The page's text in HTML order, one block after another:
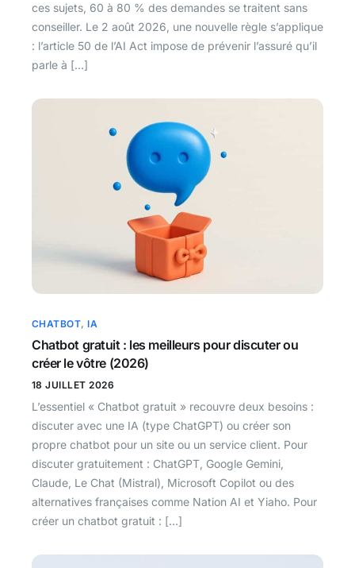
ces sujets, 60 à 80 % des demandes se traitent sans
conseiller. Le 2 août 2026, une nouvelle règle s’applique
: l’article 50 de l’AI Act impose de prévenir l’assuré qu’il
parle à […]
CHATBOT,IA
Chatbot gratuit : les meilleurs pour discuter ou
créer le vôtre (2026)
18 JUILLET 2026
L’essentiel « Chatbot gratuit » recouvre deux besoins :
discuter avec une IA (type ChatGPT) ou créer son
propre chatbot pour un site ou un service client. Pour
discuter gratuitement : ChatGPT, Google Gemini,
Claude, Le Chat (Mistral), Microsoft Copilot ou des
alternatives françaises comme Nation AI et Yiaho. Pour
créer un chatbot gratuit : […]